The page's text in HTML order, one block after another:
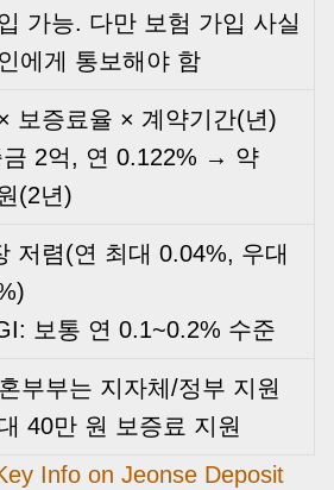
가능. 다만 보험 가입 사실
에게 통보해야 함
보증료율 × 계약기간(년)
금 2억, 연 0.122% → 약
(2년)
저렴(연 최대 0.04%, 우대
보통 연 0.1~0.2% 수준
부부는 지자체/정부 지원
40만 원 보증료 지원
Info on Jeonse Deposit